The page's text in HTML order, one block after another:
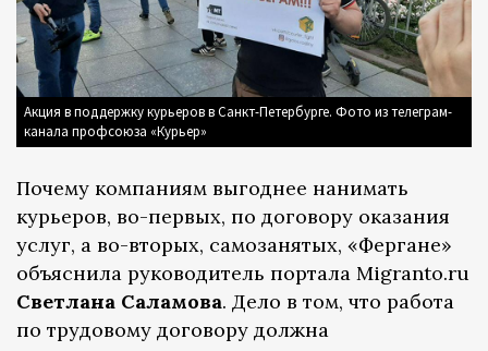
Акция в поддержку курьеров в Санкт-Петербурге. Фото из телеграм-
канала профсоюза «Курьер»
Почему компаниям выгоднее нанимать
курьеров, во-первых, по договору оказания
услуг, а во-вторых, самозанятых, «Фергане»
объяснила руководитель портала Migranto.ru
Светлана Саламова. Дело в том, что работа
по трудовому договору должна